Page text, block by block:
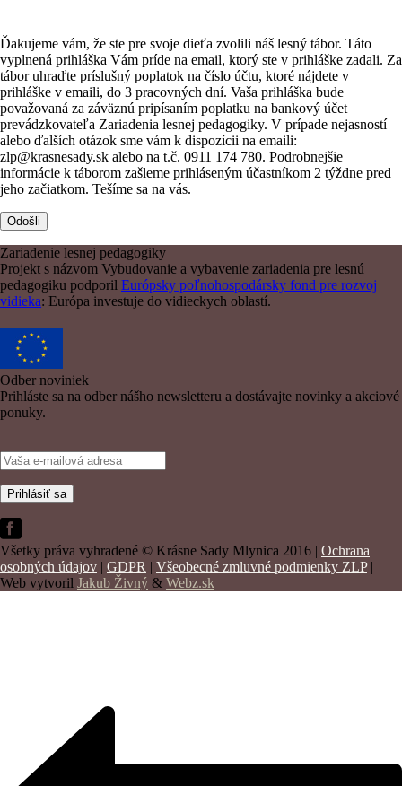
Ďakujeme vám, že ste pre svoje dieťa zvolili náš lesný tábor. Táto
vyplnená prihláška Vám príde na email, ktorý ste v prihláške zadali. Za
tábor uhraďte príslušný poplatok na číslo účtu, ktoré nájdete v
prihláške v emaili, do 3 pracovných dní. Vaša prihláška bude
považovaná za záväznú pripísaním poplatku na bankový účet
prevádzkovateľa Zariadenia lesnej pedagogiky. V prípade nejasností
alebo ďalších otázok sme vám k dispozícii na emaili:
zlp@krasnesady.sk alebo na t.č. 0911 174 780. Podrobnejšie
informácie k táborom zašleme prihláseným účastníkom 2 týždne pred
jeho začiatkom. Tešíme sa na vás.
Zariadenie lesnej pedagogiky
Projekt s názvom Vybudovanie a vybavenie zariadenia pre lesnú
pedagogiku podporil Európsky poľnohospodársky fond pre rozvoj
vidieka: Európa investuje do vidieckych oblastí.
Odber noviniek
Prihláste sa na odber nášho newsletteru a dostávajte novinky a akciové
ponuky.
Všetky práva vyhradené © Krásne Sady Mlynica 2016 | Ochrana
osobných údajov | GDPR | Všeobecné zmluvné podmienky ZLP|
Web vytvoril Jakub Živný & Webz.sk